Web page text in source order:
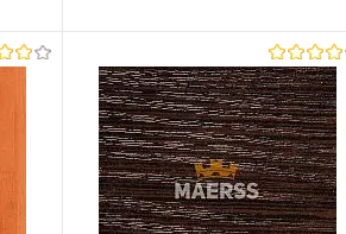
В корзину
Купить в 1 клик К сравнению
В избранное В наличии